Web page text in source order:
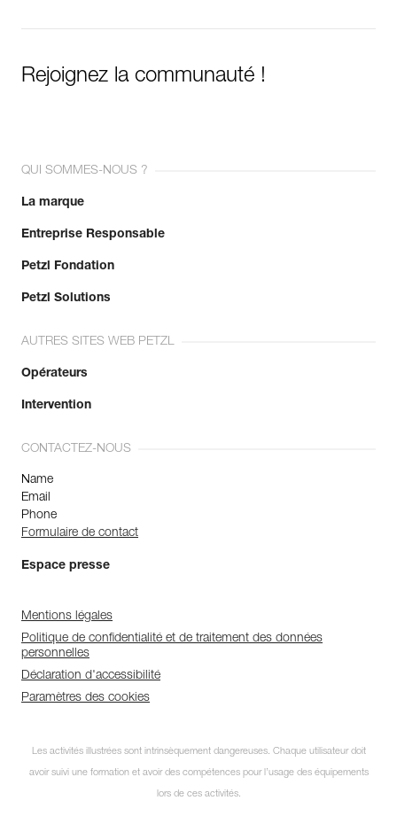
Rejoignez la communauté !
QUI SOMMES-NOUS ?
La marque
Entreprise Responsable
Petzl Fondation
Petzl Solutions
AUTRES SITES WEB PETZL
Opérateurs
Intervention
CONTACTEZ-NOUS
Name
Email
Phone
Formulaire de contact
Espace presse
Mentions légales
Politique de confidentialité et de traitement des données
personnelles
Déclaration d'accessibilité
Paramètres des cookies
Les activités illustrées sont intrinsèquement dangereuses. Chaque utilisateur doit
avoir suivi une formation et avoir des compétences pour l’usage des équipements
lors de ces activités.